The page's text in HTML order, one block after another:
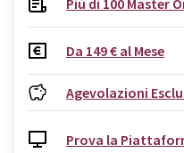
Più di 100 Master
Da 149 € al Mese
Agevolazioni
Prova la